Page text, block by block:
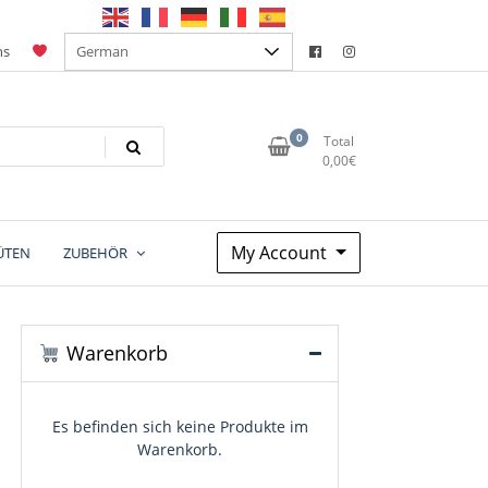
0
Total
0,00€
ZUBEHÖR My Account
Warenkorb
Es befinden sich keine Produkte im
Warenkorb.